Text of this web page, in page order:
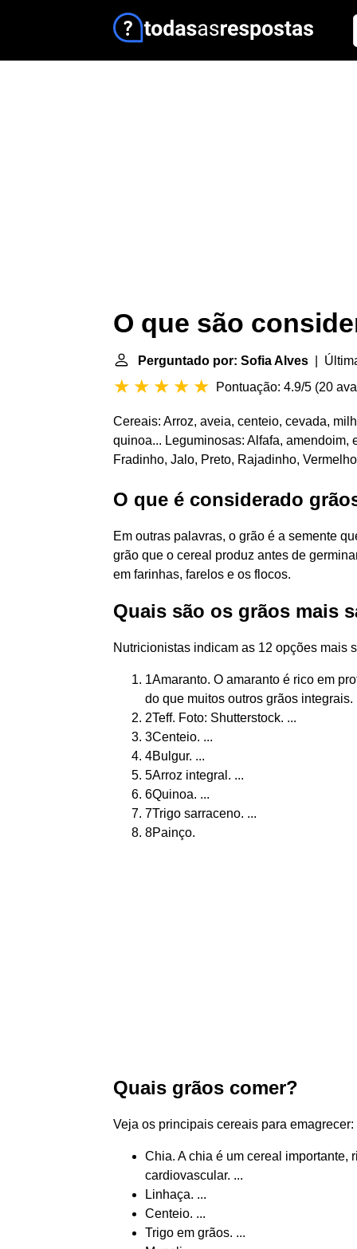
O que são
Perguntado por: Sofia Alves |
Pontuação: 4.9/5 (20
Cereais: Arroz, aveia, centeio, cevada,
quinoa... Leguminosas: Alfafa,
Fradinho, Jalo, Preto, Rajadinho,
O que é considerado
Em outras palavras, o grão é a semente
grão que o cereal produz antes de
em farinhas, farelos e os flocos.
Quais são os grãos mais
Nutricionistas indicam as 12 opções mais
1Amaranto. O amaranto é rico em
do que muitos outros grãos integrais.
2Teff. Foto: Shutterstock. ...
3Centeio. ...
4Bulgur. ...
5Arroz integral. ...
6Quinoa. ...
7Trigo sarraceno. ...
8Painço.
Quais grãos comer?
Veja os principais cereais para emagrecer:
Chia. A chia é um cereal importante,
cardiovascular. ...
Linhaça. ...
Centeio. ...
Trigo em grãos. ...